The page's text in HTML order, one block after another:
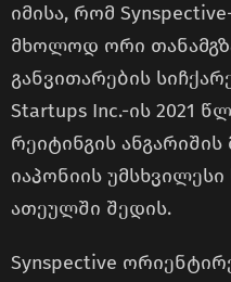
იმისა, რომ
მხოლოდ ორი
განვითარების
Startups Inc.-ის 2021
რეიტინგის
იაპონიის
ათეულში შედის.
Synspective